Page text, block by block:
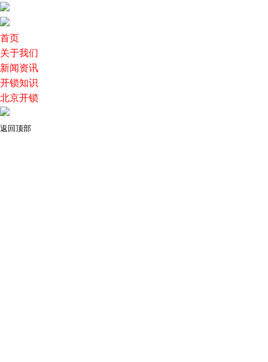
首页
关于我们
新闻资讯
开锁知识
北京开锁
返回顶部